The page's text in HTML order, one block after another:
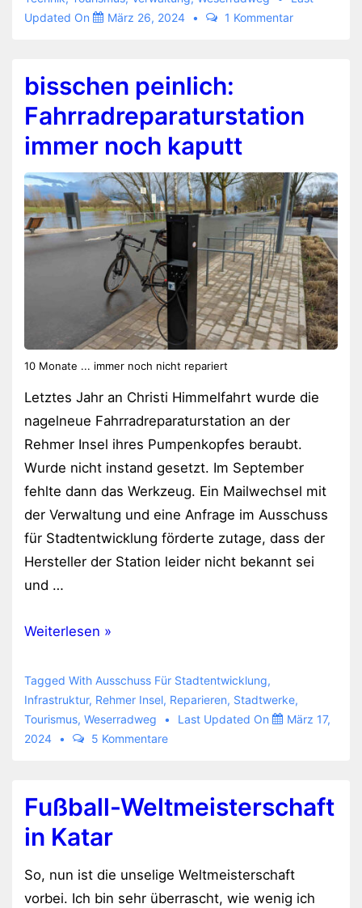
Updated On
März 26, 2024 1 Kommentar
bisschen peinlich:
Fahrradreparaturstation
immer noch kaputt
10 Monate ... immer noch nicht repariert
Letztes Jahr an Christi Himmelfahrt wurde die
nagelneue Fahrradreparaturstation an der
Rehmer Insel ihres Pumpenkopfes beraubt.
Wurde nicht instand gesetzt. Im September
fehlte dann das Werkzeug. Ein Mailwechsel mit
der Verwaltung und eine Anfrage im Ausschuss
für Stadtentwicklung förderte zutage, dass der
Hersteller der Station leider nicht bekannt sei
und …
bisschen
Fahrradreparaturstation
immer
noch
kaputt
Weiterlesen »
Tagged With Ausschuss Für Stadtentwicklung,
Infrastruktur, Rehmer Insel, Reparieren, Stadtwerke,
Tourismus, Weserradweg Last Updated On
März 17,
2024
5 Kommentare
Fußball-Weltmeisterschaft
in Katar
So, nun ist die unselige Weltmeisterschaft
vorbei. Ich bin sehr überrascht, wie wenig ich